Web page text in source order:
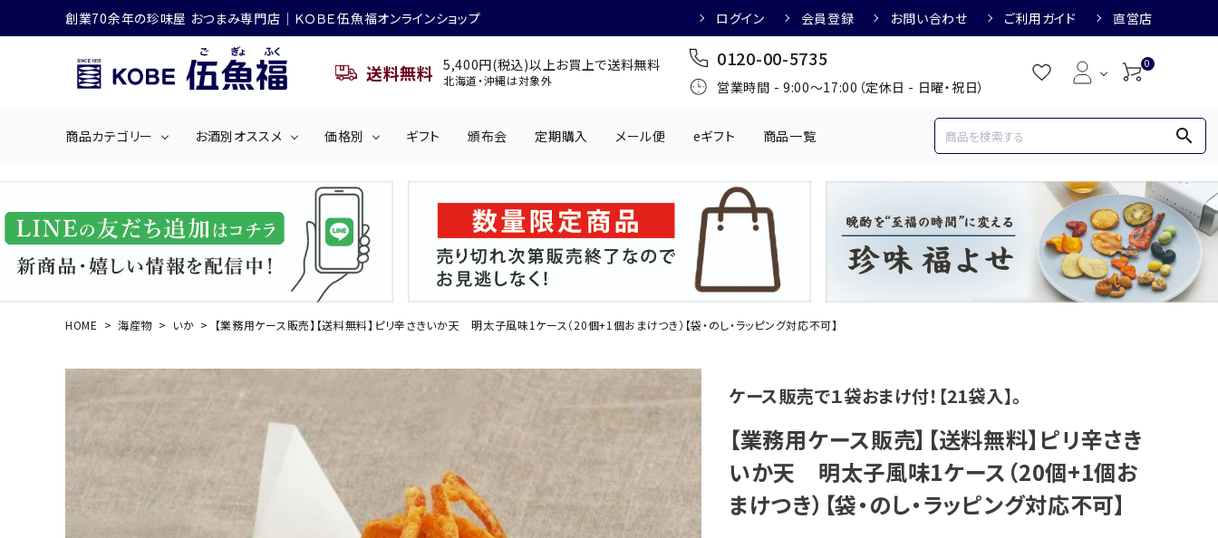
創業70余年の珍味屋 おつまみ専門店│ＫＯＢＥ伍魚福オンラインショップ ログイン 会員登録 お問い合わせ ご利用ガイド 直営店
送料無料 5,400円(税込)以上お買上で送料無料
北海道・沖縄は対象外
0120-00-5735
営業時間 - 9:00～17:00（定休日 - 日曜・祝日）
0
商品カテゴリー
くぎ煮 海産物 乳製品 かわきもの
佃煮・ごはんのおとも 丸う
お酒別オススメ
日本酒におすすめ 焼酎におすすめ
価格別
501円～1,000円 1,001円～2,000円 2,001円～3,000円 3,001円～4,000円
4,001円～5,000円 5,001円～
ギフト 頒布会 定期購入 メール便 eギフト 商品一覧 search
ACCOUNT MENU
ログイン 会員登録
商品カテゴリー
お問い合わせ
HOME 海産物 いか 【業務用ケース販売】【送料無料】ピリ辛さきいか天 明太子風味1ケース（20個+1個おまけつき）【袋・のし・ラッピング対応不可】
ケース販売で１袋おまけ付！【21袋入】。
【業務用ケース販売】【送料無料】ピリ辛さき
いか天 明太子風味1ケース（20個+1個お
まけつき）【袋・のし・ラッピング対応不可】